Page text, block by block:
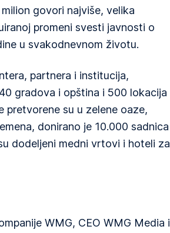
govori najviše, velika
promeni svesti javnosti o
u svakodnevnom životu.
partnera i institucija,
gradova i opština i 500 lokacija
pretvorene su u zelene oaze,
donirano je 10.000 sadnica
dodeljeni medni vrtovi i hoteli za
WMG, CEO WMG Media i